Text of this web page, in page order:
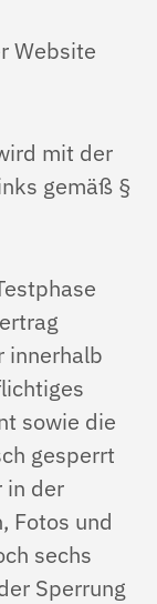
Website
mit der
gemäß §
innerhalb
sowie die
gesperrt
in der
Fotos und
sechs
Sperrung